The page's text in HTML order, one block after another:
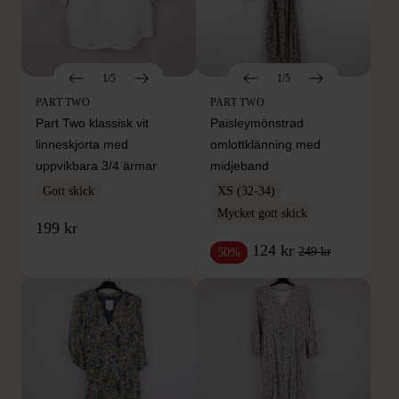
1/5
PART TWO
Part Two klassisk vit
linneskjorta med
uppvikbara 3/4 ärmar
Gott skick
199 kr
1/5
PART TWO
Paisleymönstrad
omlottklänning med
midjeband
XS (32-34)
Mycket gott skick
50% 124 kr 249 kr